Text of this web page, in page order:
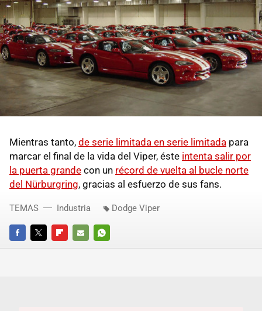
Mientras tanto, de serie limitada en serie limitada para
marcar el final de la vida del Viper, éste intenta salir por
la puerta grande con un récord de vuelta al bucle norte
del Nürburgring, gracias al esfuerzo de sus fans.
FACEBOOKTWITTERFLIPBOARD
E-
WHATSAPP
TEMAS Industria Dodge Viper